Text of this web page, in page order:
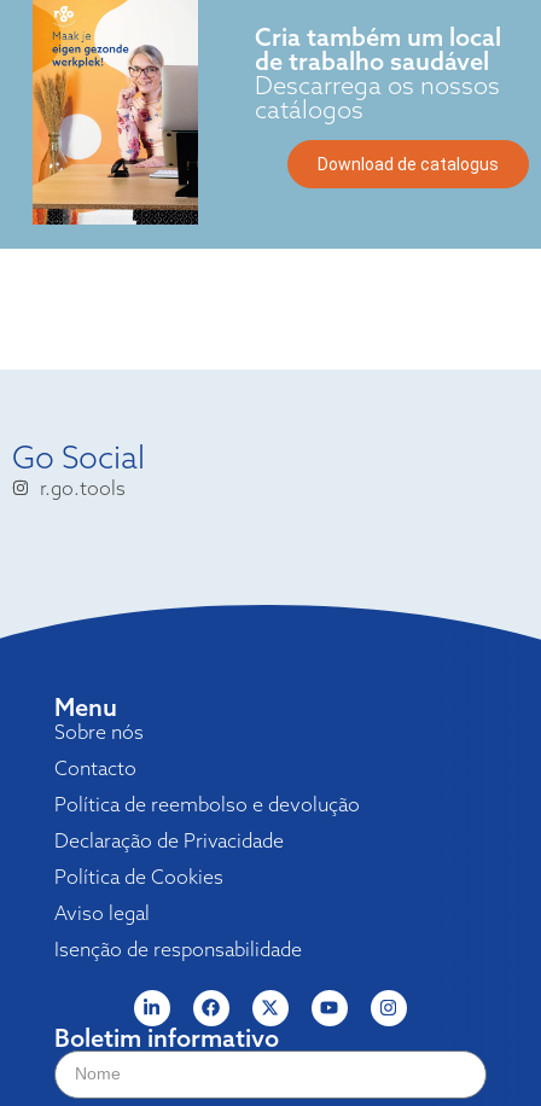
Cria também um local
de trabalho saudável
Descarrega os nossos
catálogos
Download de catalogus
Go Social
r.go.tools
Menu
Sobre nós
Contacto
Política de reembolso e devolução
Declaração de Privacidade
Política de Cookies
Aviso legal
Isenção de responsabilidade
Boletim informativo